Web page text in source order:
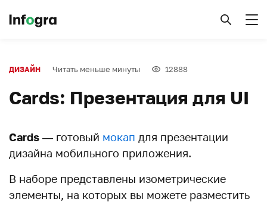
ДИЗАЙН Читать меньше минуты 12888
Cards: Презентация для UI
Cards — готовый мокап для презентации
дизайна мобильного приложения.
В наборе представлены изометрические
элементы, на которых вы можете разместить